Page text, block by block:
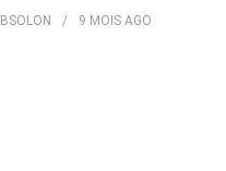
9 MOISAGO